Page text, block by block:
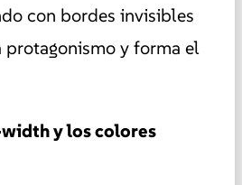
con bordes invisibles
protagonismo y forma el
y los colores